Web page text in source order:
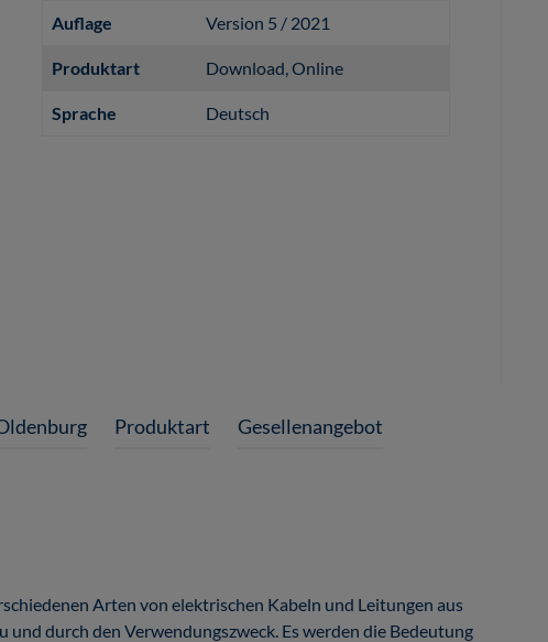
Auflage Version 5 / 2021
Produktart Download, Online
Sprache Deutsch
Produktart Gesellenangebot
Arten von elektrischen Kabeln und Leitungen aus
durch den Verwendungszweck. Es werden die Bedeutung